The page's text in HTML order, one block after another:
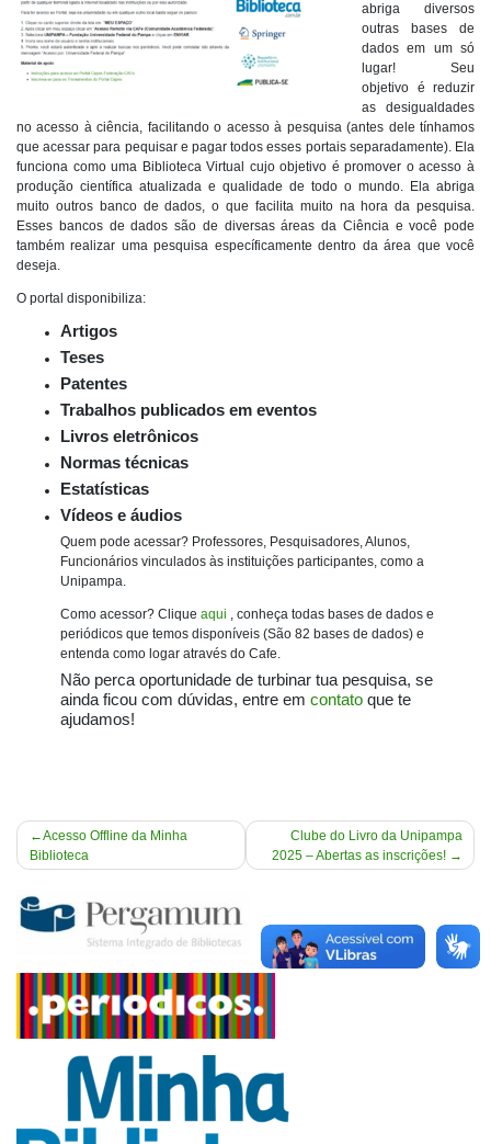
abriga diversos
outras bases de
dados em um só
lugar! Seu
objetivo é reduzir
as desigualdades
no acesso à ciência, facilitando o acesso à pesquisa (antes dele tínhamos
que acessar para pequisar e pagar todos esses portais separadamente). Ela
funciona como uma Biblioteca Virtual cujo objetivo é promover o acesso à
produção científica atualizada e qualidade de todo o mundo. Ela abriga
muito outros banco de dados, o que facilita muito na hora da pesquisa.
Esses bancos de dados são de diversas áreas da Ciência e você pode
também realizar uma pesquisa específicamente dentro da área que você
deseja.
O portal disponibiliza:
Artigos
Teses
Patentes
Trabalhos publicados em eventos
Livros eletrônicos
Normas técnicas
Estatísticas
Vídeos e áudios
Quem pode acessar? Professores, Pesquisadores, Alunos,
Funcionários vinculados às instituições participantes, como a
Unipampa.
Como acessor? Clique aqui , conheça todas bases de dados e
periódicos que temos disponíveis (São 82 bases de dados) e
entenda como logar através do Cafe.
Não perca oportunidade de turbinar tua pesquisa, se
ainda ficou com dúvidas, entre em contato que te
ajudamos!
Navegação
de
Post
Acesso Offline da Minha
Biblioteca
Clube do Livro da Unipampa
2025 – Abertas as inscrições!